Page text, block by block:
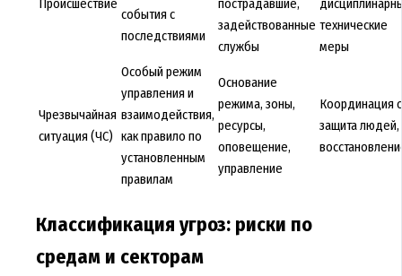
Происшествие
события с
последствиями
пострадавшие,
задействованные
службы
технические
меры
Чрезвычайная
ситуация (ЧС)
Особый режим
управления и
взаимодействия,
как правило по
установленным
правилам
Основание
режима, зоны,
ресурсы,
оповещение,
управление
Координация
защита людей,
Классификация угроз: риски по
средам и секторам